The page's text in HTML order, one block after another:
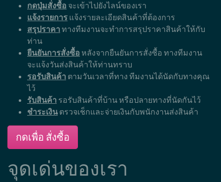
กดปุ่มสั่งซื้อ จะเข้าไปยังไลน์ของเรา
แจ้งรายการ แจ้งรายละเอียดสินค้าที่ต้องการ
สรุปราคา ทางทีมงานจะทำการสรุปราคาสินค้าให้กับ
ท่าน
ยืนยันการสั่งซื้อ หลังจากยืนยันการสั่งซื้อ ทางทีมงาน
จะแจ้งวันส่งสินค้าให้ท่านทราบ
รอรับสินค้า ตามวันเวลาที่ทาง ทีมงานได้นัดกับทางคุณ
ไว้
รับสินค้า รอรับสินค้าที่บ้าน หรือปลายทางที่นัดกันไว้
ชำระเงิน ตรวจเช็กและจ่ายเงินกับพนักงานส่งสินค้า
กดเพื่อ สั่งซื้อ
จุดเด่นของเรา